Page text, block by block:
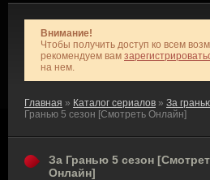
Внимание!
Чтобы получить доступ ко всем
рекомендуем вам
на нем.
Главная » Каталог сериалов » За
Гранью 5 сезон [Смотреть Онлайн]
За Гранью 5 сезон
Онлайн]